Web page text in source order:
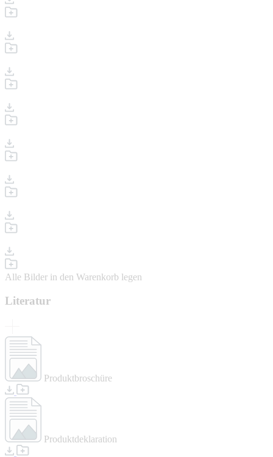
Alle Bilder in den Warenkorb legen
Literatur
Produktbroschüre
Produktdeklaration